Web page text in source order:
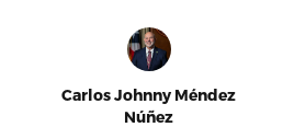
Carlos Johnny Méndez
Núñez